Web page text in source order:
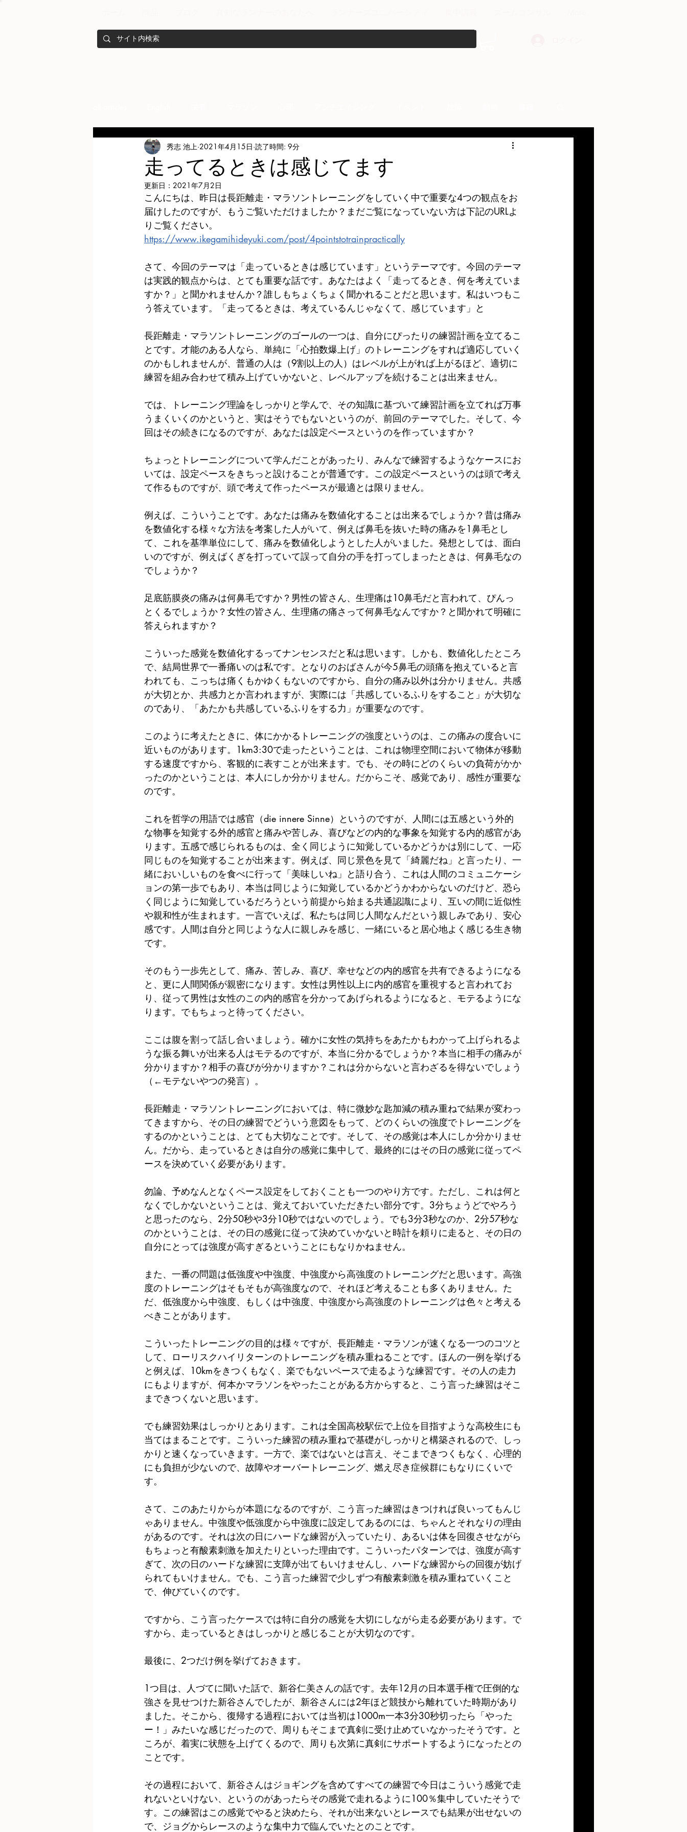
メンバー紹介 Nutrition anti-inflammation
health mamagement
走ってるときは感じてます
秀志 池上 2021年4月15日 読了時間: 9分
更新日： 2021年7月2日
こんにちは、昨日は長距離走・マラソントレーニングをしていく中で重要な4つの観点をお
届けしたのですが、もうご覧いただけましたか？まだご覧になっていない方は下記のURLよ
りご覧ください。
https://www.ikegamihideyuki.com/post/4pointstotrainpractically
さて、今回のテーマは「走っているときは感じています」というテーマです。今回のテーマ
は実践的観点からは、とても重要な話です。あなたはよく「走ってるとき、何を考えていま
すか？」と聞かれませんか？誰しもちょくちょく聞かれることだと思います。私はいつもこ
う答えています。「走ってるときは、考えているんじゃなくて、感じています」と
長距離走・マラソントレーニングのゴールの一つは、自分にぴったりの練習計画を立てるこ
とです。才能のある人なら、単純に「心拍数爆上げ」のトレーニングをすれば適応していく
のかもしれませんが、普通の人は（9割以上の人）はレベルが上がれば上がるほど、適切に
練習を組み合わせて積み上げていかないと、レベルアップを続けることは出来ません。
では、トレーニング理論をしっかりと学んで、その知識に基づいて練習計画を立てれば万事
うまくいくのかというと、実はそうでもないというのが、前回のテーマでした。そして、今
回はその続きになるのですが、あなたは設定ペースというのを作っていますか？
ちょっとトレーニングについて学んだことがあったり、みんなで練習するようなケースにお
いては、設定ペースをきちっと設けることが普通です。この設定ペースというのは頭で考え
て作るものですが、頭で考えて作ったペースが最適とは限りません。
例えば、こういうことです。あなたは痛みを数値化することは出来るでしょうか？昔は痛み
を数値化する様々な方法を考案した人がいて、例えば鼻毛を抜いた時の痛みを1鼻毛とし
て、これを基準単位にして、痛みを数値化しようとした人がいました。発想としては、面白
いのですが、例えばくぎを打っていて誤って自分の手を打ってしまったときは、何鼻毛なの
でしょうか？
足底筋膜炎の痛みは何鼻毛ですか？男性の皆さん、生理痛は10鼻毛だと言われて、ぴんっ
とくるでしょうか？女性の皆さん、生理痛の痛さって何鼻毛なんですか？と聞かれて明確に
答えられますか？
こういった感覚を数値化するってナンセンスだと私は思います。しかも、数値化したところ
で、結局世界で一番痛いのは私です。となりのおばさんが今5鼻毛の頭痛を抱えていると言
われても、こっちは痛くもかゆくもないのですから、自分の痛み以外は分かりません。共感
が大切とか、共感力とか言われますが、実際には「共感しているふりをすること」が大切な
のであり、「あたかも共感しているふりをする力」が重要なのです。
このように考えたときに、体にかかるトレーニングの強度というのは、この痛みの度合いに
近いものがあります。1km3:30で走ったということは、これは物理空間において物体が移動
する速度ですから、客観的に表すことが出来ます。でも、その時にどのくらいの負荷がかか
ったのかということは、本人にしか分かりません。だからこそ、感覚であり、感性が重要な
のです。
これを哲学の用語では感官（die innere Sinne）というのですが、人間には五感という外的
な物事を知覚する外的感官と痛みや苦しみ、喜びなどの内的な事象を知覚する内的感官があ
ります。五感で感じられるものは、全く同じように知覚しているかどうかは別にして、一応
同じものを知覚することが出来ます。例えば、同じ景色を見て「綺麗だね」と言ったり、一
緒においしいものを食べに行って「美味しいね」と語り合う、これは人間のコミュニケーシ
ョンの第一歩でもあり、本当は同じように知覚しているかどうかわからないのだけど、恐ら
く同じように知覚しているだろうという前提から始まる共通認識により、互いの間に近似性
や親和性が生まれます。一言でいえば、私たちは同じ人間なんだという親しみであり、安心
感です。人間は自分と同じような人に親しみを感じ、一緒にいると居心地よく感じる生き物
です。
そのもう一歩先として、痛み、苦しみ、喜び、幸せなどの内的感官を共有できるようになる
と、更に人間関係が親密になります。女性は男性以上に内的感官を重視すると言われてお
り、従って男性は女性のこの内的感官を分かってあげられるようになると、モテるようにな
ります。でもちょっと待ってください。
ここは腹を割って話し合いましょう。確かに女性の気持ちをあたかもわかって上げられるよ
うな振る舞いが出来る人はモテるのですが、本当に分かるでしょうか？本当に相手の痛みが
分かりますか？相手の喜びが分かりますか？これは分からないと言わざるを得ないでしょう
（←モテないやつの発言）。
長距離走・マラソントレーニングにおいては、特に微妙な匙加減の積み重ねで結果が変わっ
てきますから、その日の練習でどういう意図をもって、どのくらいの強度でトレーニングを
するのかということは、とても大切なことです。そして、その感覚は本人にしか分かりませ
ん。だから、走っているときは自分の感覚に集中して、最終的にはその日の感覚に従ってペ
ースを決めていく必要があります。
勿論、予めなんとなくペース設定をしておくことも一つのやり方です。ただし、これは何と
なくでしかないということは、覚えておいていただきたい部分です。3分ちょうどでやろう
と思ったのなら、2分50秒や3分10秒ではないのでしょう。でも3分3秒なのか、2分57秒な
のかということは、その日の感覚に従って決めていかないと時計を頼りに走ると、その日の
自分にとっては強度が高すぎるということにもなりかねません。
また、一番の問題は低強度や中強度、中強度から高強度のトレーニングだと思います。高強
度のトレーニングはそもそもが高強度なので、それほど考えることも多くありません。た
だ、低強度から中強度、もしくは中強度、中強度から高強度のトレーニングは色々と考える
べきことがあります。
こういったトレーニングの目的は様々ですが、長距離走・マラソンが速くなる一つのコツと
して、ローリスクハイリターンのトレーニングを積み重ねることです。ほんの一例を挙げる
と例えば、10kmをきつくもなく、楽でもないペースで走るような練習です。その人の走力
にもよりますが、何本かマラソンをやったことがある方からすると、こう言った練習はそこ
まできつくないと思います。
でも練習効果はしっかりとあります。これは全国高校駅伝で上位を目指すような高校生にも
当てはまることです。こういった練習の積み重ねで基礎がしっかりと構築されるので、しっ
かりと速くなっていきます。一方で、楽ではないとは言え、そこまできつくもなく、心理的
にも負担が少ないので、故障やオーバートレーニング、燃え尽き症候群にもなりにくいで
す。
さて、このあたりからが本題になるのですが、こう言った練習はきつければ良いってもんじ
ゃありません。中強度や低強度から中強度に設定してあるのには、ちゃんとそれなりの理由
があるのです。それは次の日にハードな練習が入っていたり、あるいは体を回復させながら
もちょっと有酸素刺激を加えたりといった理由です。こういったパターンでは、強度が高す
ぎて、次の日のハードな練習に支障が出てもいけませんし、ハードな練習からの回復が妨げ
られてもいけません。でも、こう言った練習で少しずつ有酸素刺激を積み重ねていくこと
で、伸びていくのです。
ですから、こう言ったケースでは特に自分の感覚を大切にしながら走る必要があります。で
すから、走っているときはしっかりと感じることが大切なのです。
最後に、2つだけ例を挙げておきます。
1つ目は、人づてに聞いた話で、新谷仁美さんの話です。去年12月の日本選手権で圧倒的な
強さを見せつけた新谷さんでしたが、新谷さんには2年ほど競技から離れていた時期があり
ました。そこから、復帰する過程においては当初は1000m一本3分30秒切ったら「やった
ー！」みたいな感じだったので、周りもそこまで真剣に受け止めていなかったそうです。と
ころが、着実に状態を上げてくるので、周りも次第に真剣にサポートするようになったとの
ことです。
その過程において、新谷さんはジョギングを含めてすべての練習で今日はこういう感覚で走
れないといけない、というのがあったらその感覚で走れるように100％集中していたそうで
す。この練習はこの感覚でやると決めたら、それが出来ないとレースでも結果が出せないの
で、ジョグからレースのような集中力で臨んでいたとのことです。